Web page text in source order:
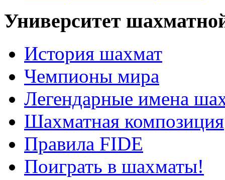
Университет
История шахмат
Чемпионы мира
Легендарные имена
Шахматная композиция
Правила FIDE
Поиграть в шахматы!